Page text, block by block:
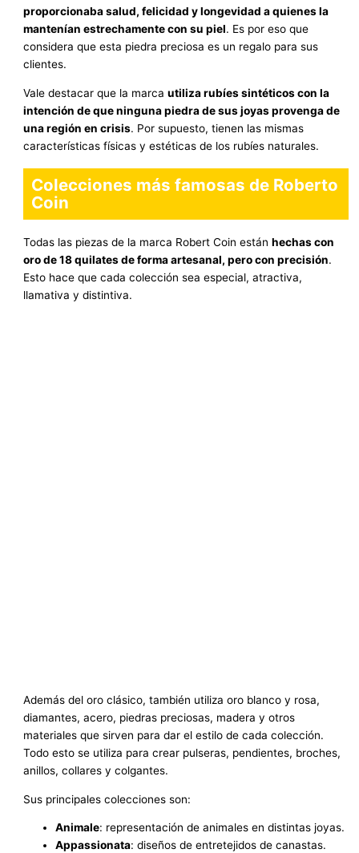
proporcionaba salud, felicidad y longevidad a quienes la
mantenían estrechamente con su piel. Es por eso que
considera que esta piedra preciosa es un regalo para sus
clientes.
Vale destacar que la marcautiliza rubíes sintéticos con la
intención de que ninguna piedra de sus joyas provenga de
una región en crisis. Por supuesto, tienen las mismas
características físicas y estéticas de los rubíes naturales.
Colecciones más famosas de Roberto
Coin
Todas las piezas de la marca Robert Coin estánhechas con
oro de 18 quilates de forma artesanal, pero con precisión.
Esto hace que cada colección sea especial, atractiva,
llamativa y distintiva.
Además del oro clásico, también utiliza oro blanco y rosa,
diamantes, acero, piedras preciosas, madera y otros
materiales que sirven para dar el estilo de cada colección.
Todo esto se utiliza para crear pulseras, pendientes, broches,
anillos, collares y colgantes.
Sus principales colecciones son:
Animale: representación de animales en distintas joyas.
Appassionata: diseños de entretejidos de canastas.